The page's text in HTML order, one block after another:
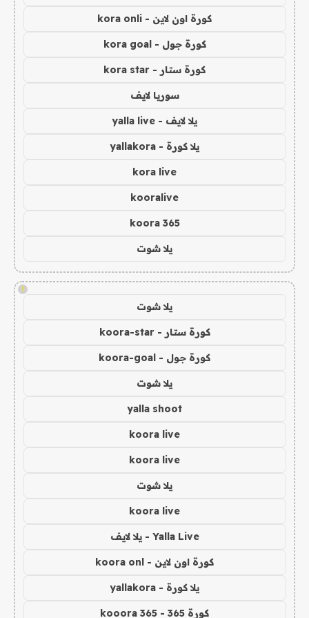
كورة اون لاين - kora onli
كورة جول - kora goal
كورة ستار - kora star
سوريا لايف
يلا لايف - yalla live
يلا كورة - yallakora
kora live
kooralive
koora 365
يلا شوت
!
يلا شوت
كورة ستار - koora-star
كورة جول - koora-goal
يلا شوت
yalla shoot
koora live
koora live
يلا شوت
koora live
Yalla Live - يلا لايف
كورة اون لاين - koora onl
يلا كورة - yallakora
كورة 365 - kooora 365